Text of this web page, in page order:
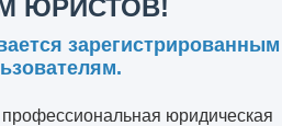
ЮРИСТОВ!
зарегистрированным
юридическая